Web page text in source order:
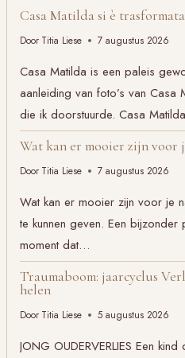
Casa Matilda si è
Door Titia Liese 7 augustus 2026
Casa Matilda is een paleis
aanleiding van foto’s van Casa
die ik doorstuurde. Casa
Wat kan er mooier zijn voor
Door Titia Liese 7 augustus 2026
Wat kan er mooier zijn voor je
te kunnen geven. Een
moment dat…
Traumaboom: jaarcyclus
helen
Door Titia Liese 5 augustus 2026
JONG OUDERVERLIES Een